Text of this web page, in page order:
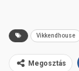
Vikkendhouse
Megosztás